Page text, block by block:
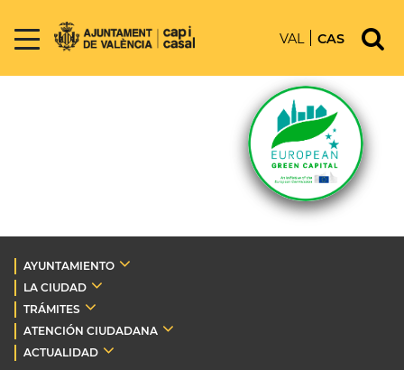
VAL CAS
AYUNTAMIENTO
LA CIUDAD
TRÁMITES
ATENCIÓN CIUDADANA
ACTUALIDAD